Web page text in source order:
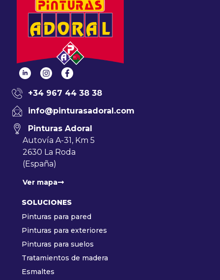
+34 967 44 38 38
info@pinturasadoral.com
Pinturas Adoral
Autovía A-31, Km 5
2630 La Roda
(España)
Ver mapa
SOLUCIONES
Pinturas para pared
Pinturas para exteriores
Pinturas para suelos
Tratamientos de madera
Esmaltes